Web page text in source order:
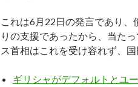
これは6月22日の発言であり
りの支援であったから、当た
ス首相はこれを受け容れず、国
ギリシャがデフォルトとユ